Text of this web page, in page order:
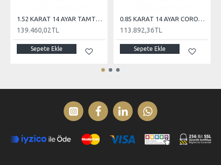
1.52 KARAT 14 AYAR TAMTUR PIRLANTA
139.460,02TL
Sepete Ekle
0.85 KARAT 14 AYAR CORONET PIRLANTA
113.892,36TL
Sepete Ekle